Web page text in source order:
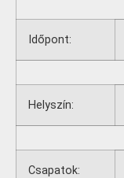
Időpont:
Helyszín:
Csapatok: